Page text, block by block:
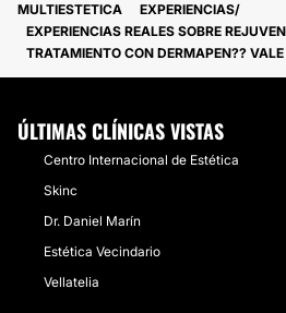
MULTIESTETICA
EXPERIENCIAS
EXPERIENCIAS REALES SOBRE
TRATAMIENTO CON DERMAPEN??
ÚLTIMAS CLÍNICAS VISTAS
Centro Internacional de Estética
Skinc
Dr. Daniel Marín
Estética Vecindario
Vellatelia